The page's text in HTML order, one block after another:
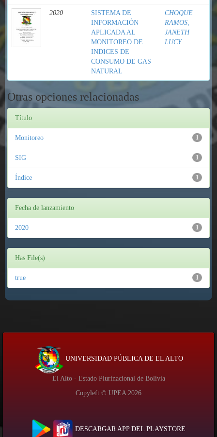
2020
SISTEMA DE
INFORMACIÓN
APLICADA AL
MONITOREO DE
INDICES DE
CONSUMO DE GAS
NATURAL
CHOQUE
RAMOS,
JANETH
LUCY
Otras opciones relacionadas
Título
1
Monitoreo
1
SIG
1
Índice
Fecha de lanzamiento
1
2020
Has File(s)
1
true
UNIVERSIDAD PÚBLICA DE EL ALTO
El Alto - Estado Plurinacional de Bolivia
Copyleft © UPEA 2026
DESCARGAR APP DEL PLAYSTORE